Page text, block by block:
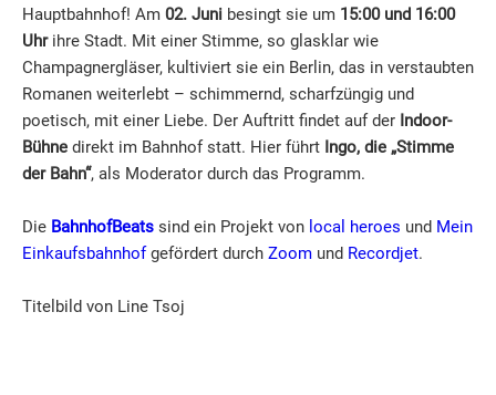
Hauptbahnhof! Am 02. Juni besingt sie um 15:00 und 16:00
Uhrihre Stadt. Mit einer Stimme, so glasklar wie
Champagnergläser, kultiviert sie ein Berlin, das in verstaubten
Romanen weiterlebt – schimmernd, scharfzüngig und
poetisch, mit einer Liebe. Der Auftritt findet auf der Indoor-
Bühne direkt im Bahnhof statt. Hier führt Ingo, die „Stimme
der Bahn“, als Moderator durch das Programm.
Die BahnhofBeats sind ein Projekt von local heroes und Mein
Einkaufsbahnhof gefördert durch Zoom und Recordjet.
Titelbild von Line Tsoj